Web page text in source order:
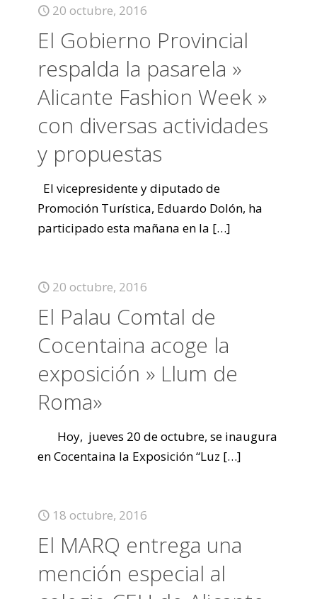
20 octubre, 2016
El Gobierno Provincial
respalda la pasarela »
Alicante Fashion Week »
con diversas actividades
y propuestas
El vicepresidente y diputado de
Promoción Turística, Eduardo Dolón, ha
participado esta mañana en la […]
20 octubre, 2016
El Palau Comtal de
Cocentaina acoge la
exposición » Llum de
Roma»
Hoy, jueves 20 de octubre, se inaugura
en Cocentaina la Exposición “Luz […]
18 octubre, 2016
El MARQ entrega una
mención especial al